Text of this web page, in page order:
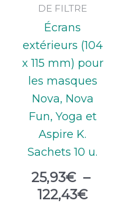
DE FILTRE
Écrans
extérieurs (104
x 115 mm) pour
les masques
Nova, Nova
Fun, Yoga et
Aspire K.
Sachets 10 u.
25,93€ –
122,43€